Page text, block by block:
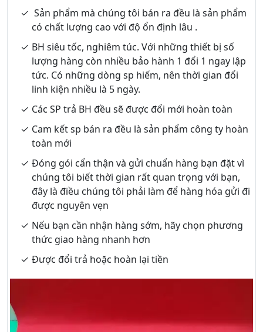
Sản phẩm mà chúng tôi bán ra đều là sản phẩm
có chất lượng cao với độ ổn định lâu .
BH siêu tốc, nghiêm túc. Với những thiết bị số
lượng hàng còn nhiều bảo hành 1 đổi 1 ngay lập
tức. Có những dòng sp hiếm, nên thời gian đổi
linh kiện nhiều là 5 ngày.
Các SP trả BH đều sẽ được đổi mới hoàn toàn
Cam kết sp bán ra đều là sản phẩm công ty hoàn
toàn mới
Đóng gói cẩn thận và gửi chuẩn hàng bạn đặt vì
chúng tôi biết thời gian rất quan trọng với bạn,
đây là điều chúng tôi phải làm để hàng hóa gửi đi
được nguyên vẹn
Nếu bạn cần nhận hàng sớm, hãy chọn phương
thức giao hàng nhanh hơn
Được đổi trả hoặc hoàn lại tiền